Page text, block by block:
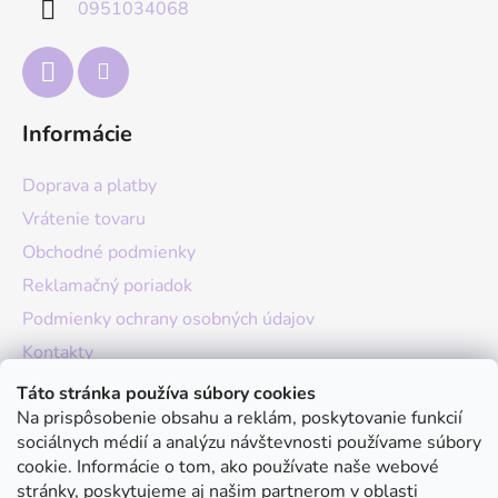
Táto stránka používa súbory cookies
Na prispôsobenie obsahu a reklám, poskytovanie funkcií
sociálnych médií a analýzu návštevnosti používame súbory
cookie. Informácie o tom, ako používate naše webové
stránky, poskytujeme aj našim partnerom v oblasti
0951034068
Informácie
Doprava a platby
Vrátenie tovaru
Obchodné podmienky
Reklamačný poriadok
Podmienky ochrany osobných údajov
Kontakty
O nás
Hodnotenie obchodu
Moja objednávka